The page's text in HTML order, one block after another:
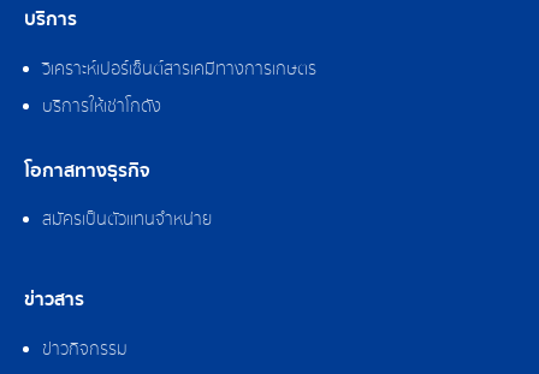
บริการ
วิเคราะห์เปอร์เซ็นต์สารเคมีทางการเกษตร
บริการให้เช่าโกดัง
โอกาสทางธุรกิจ
สมัครเป็นตัวแทนจำหน่าย
ข่าวสาร
ข่าวกิจกรรม